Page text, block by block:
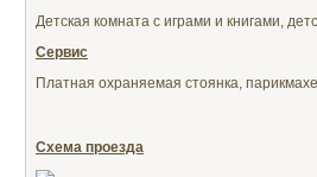
Детская комната с играми и книгами,
Сервис
Платная охраняемая стоянка,
Схема проезда